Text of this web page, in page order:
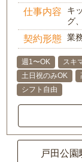
仕事内容
キ
グ
契約形態 業
週1〜OK スキ
土日祝のみOK
シフト自由
戸田公